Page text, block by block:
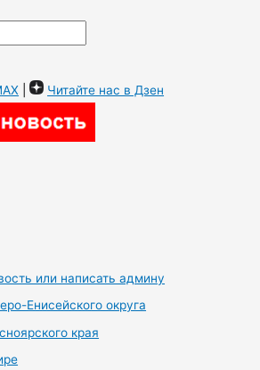
| Читайте нас в Дзен
или написать админу
Енисейского округа
края